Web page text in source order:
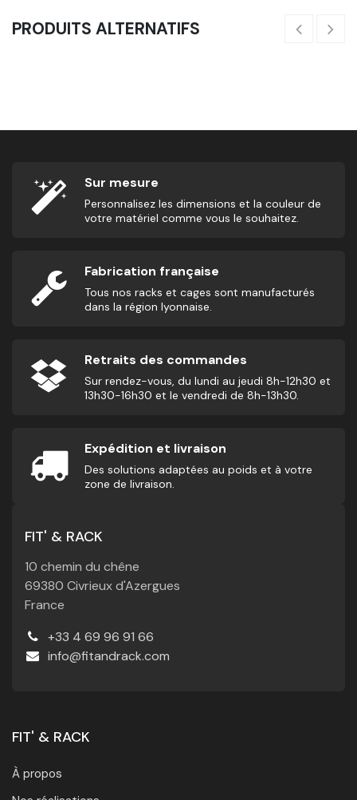
PRODUITS ALTERNATIFS
Sur mesure
Personnalisez les dimensions et la couleur de
votre matériel comme vous le souhaitez.
Fabrication française
Tous nos racks et cages sont manufacturés
dans la région lyonnaise.
Retraits des commandes
Sur rendez-vous, du lundi au jeudi 8h-12h30 et
13h30-16h30 et le vendredi de 8h-13h30.
Expédition et livraison
Des solutions adaptées au poids et à votre
zone de livraison.
FIT' & RACK
10 chemin du chêne
69380 Civrieux d'Azergues
France
+33 4 69 96 91 66
info@fitandrack.com
FIT' & RACK
À propos